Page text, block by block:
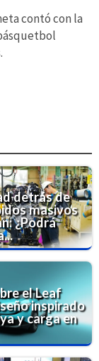
contó con la
detrás de
masivos
¿Podrá
el Leaf
inspirado
y carga en